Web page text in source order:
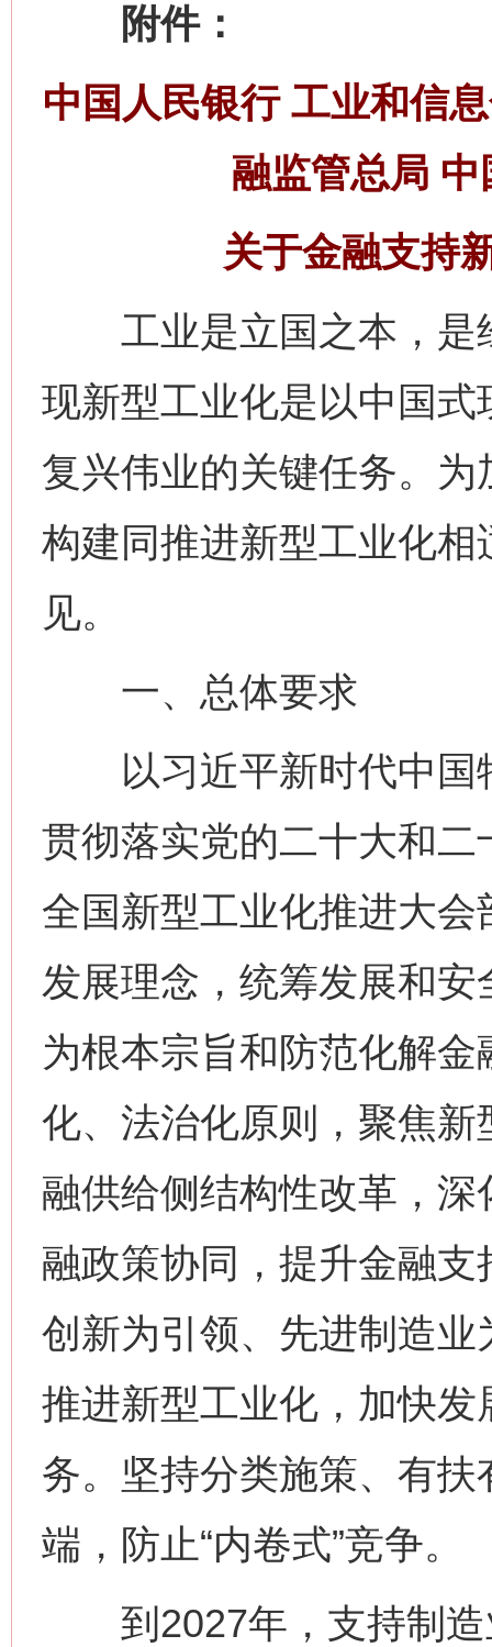
附件：
中国人民银行 工业和信
融监管总局
关于金融支持
工业是立国之本，是
现新型工业化是以中国
复兴伟业的关键任务。
构建同推进新型工业化
见。
一、总体要求
以习近平新时代中国
贯彻落实党的二十大和
全国新型工业化推进大
发展理念，统筹发展和
为根本宗旨和防范化解
化、法治化原则，聚焦
融供给侧结构性改革，
融政策协同，提升金融
创新为引领、先进制造
推进新型工业化，加快
务。坚持分类施策、有
端，防止“内卷式”竞争。
到2027年，支持制造